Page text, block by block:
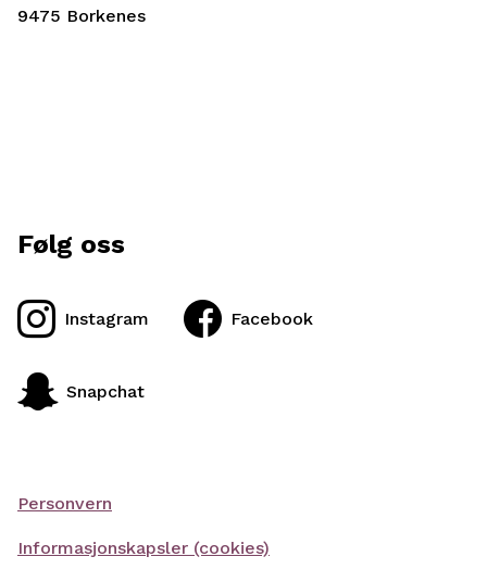
9475 Borkenes
Følg oss
Instagram Facebook
Snapchat
Personvern
Informasjonskapsler (cookies)